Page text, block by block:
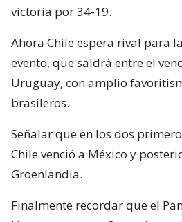
victoria por 34-19.
Ahora Chile espera rival para
evento, que saldrá entre el
Uruguay, con amplio
brasileros.
Señalar que en los dos
Chile venció a México y
Groenlandia.
Finalmente recordar que el